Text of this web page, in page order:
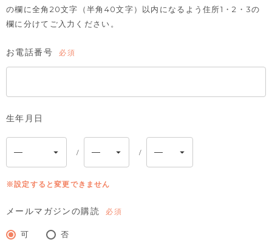
の欄に全角20文字（半角40文字）以内になるよう住所1・2・3の
欄に分けてご入力ください。
お電話番号
須)
生年月日
※設定すると変更できません
メールマガジンの購読
可 否